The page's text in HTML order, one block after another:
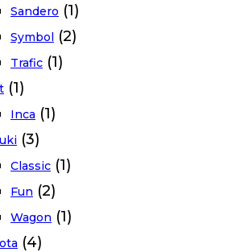
Sandero (1)
Symbol (2)
Trafic (1)
(1)
Inca (1)
(3)
Classic (1)
Fun (2)
Wagon (1)
(4)